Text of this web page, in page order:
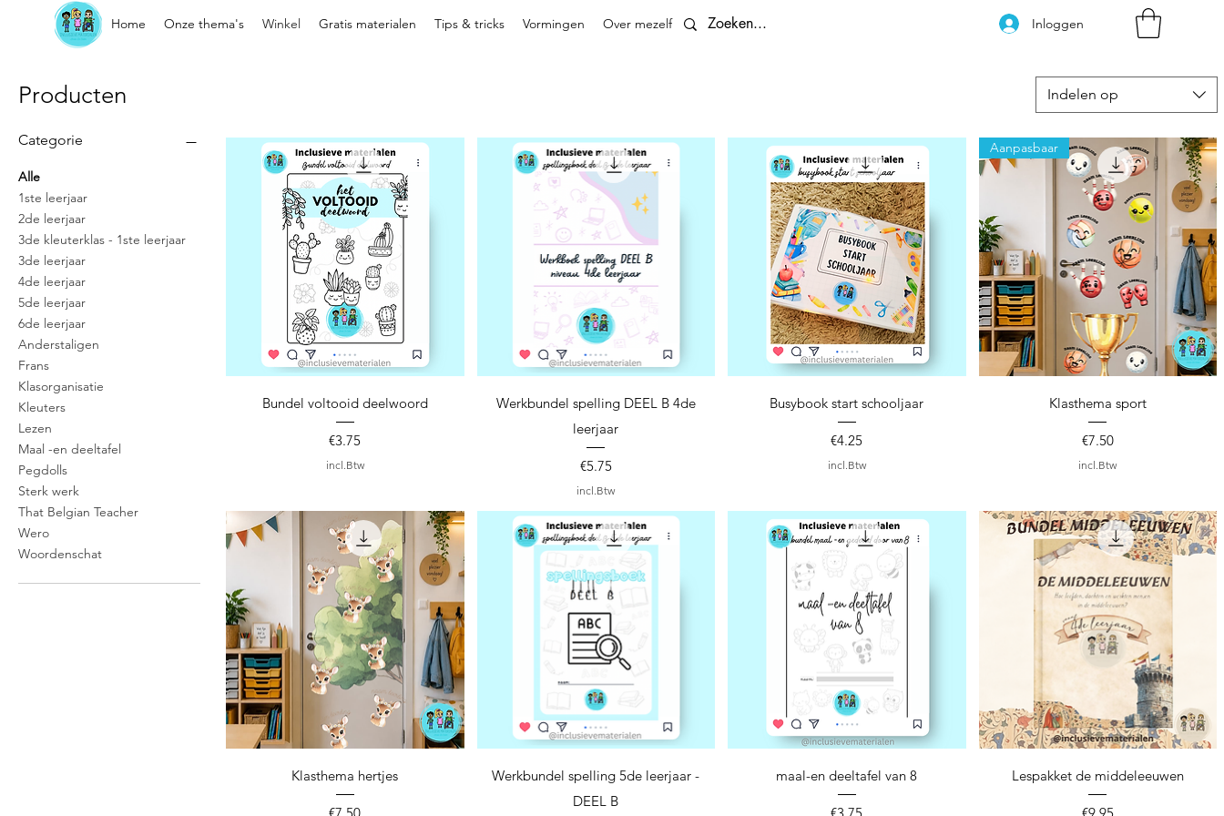
Home Onze thema's Winkel Gratis materialen Tips & tricks Vormingen Over mezelf Contact Inloggen
Producten
Categorie
Alle
1ste leerjaar
2de leerjaar
3de kleuterklas - 1ste leerjaar
3de leerjaar
4de leerjaar
5de leerjaar
6de leerjaar
Anderstaligen
Frans
Klasorganisatie
Kleuters
Lezen
Maal -en deeltafel
Pegdolls
Sterk werk
That Belgian Teacher
Wero
Woordenschat
Indelen op
Snel overzicht
Bundel voltooid deelwoord
Prijs
€3.75
incl.Btw
Snel overzicht
Werkbundel spelling DEEL B 4de
leerjaar
Prijs
€5.75
incl.Btw
Snel overzicht
Busybook start schooljaar
Prijs
€4.25
incl.Btw
Snel overzicht
Aanpasbaar
Klasthema sport
Prijs
€7.50
incl.Btw
Snel overzicht
Klasthema hertjes
Prijs
Snel overzicht
Werkbundel spelling 5de leerjaar -
DEEL B
Snel overzicht
maal-en deeltafel van 8
Prijs
Snel overzicht
Lespakket de middeleeuwen
Prijs